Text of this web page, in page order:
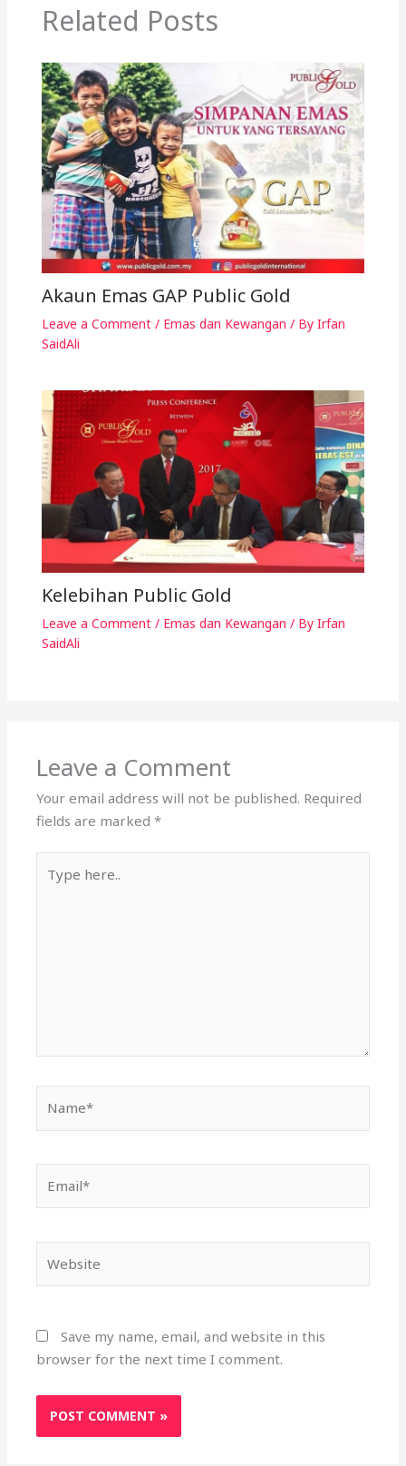
Related Posts
Akaun Emas GAP Public Gold
Leave a Comment / Emas dan Kewangan / By Irfan
SaidAli
Kelebihan Public Gold
Leave a Comment / Emas dan Kewangan / By Irfan
SaidAli
Leave a Comment
Your email address will not be published. Required
fields are marked*
here..
Save my name, email, and website in this
browser for the next time I comment.